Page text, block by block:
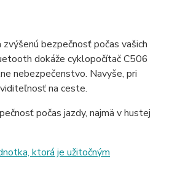
bezpečnosť počas vašich
dokáže cyklopočítač C506
nebezpečenstvo. Navyše, pri
na ceste.
počas jazdy, najmä v hustej
ktorá je užitočným